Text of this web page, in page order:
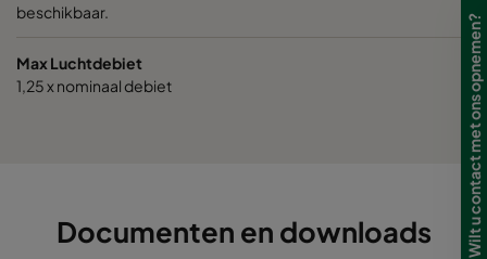
beschikbaar.
Max Luchtdebiet
1,25 x nominaal debiet
Documenten en downloads Wilt u contact met ons opnemen?